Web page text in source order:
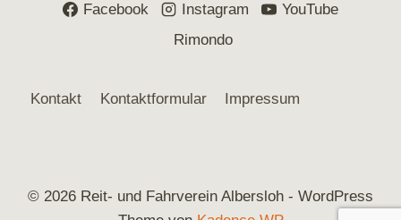
Facebook Instagram
YouTube
Rimondo
Kontakt Kontaktformular Impressum
© 2026 Reit- und Fahrverein Albersloh - WordPress